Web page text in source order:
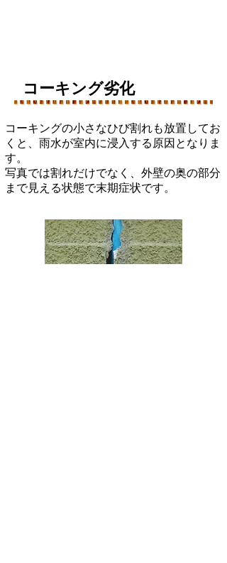
コーキング劣化
コーキングの小さなひび割れも放置してお
くと、雨水が室内に浸入する原因となりま
す。
写真では割れだけでなく、外壁の奥の部分
まで見える状態で​末期症状です。